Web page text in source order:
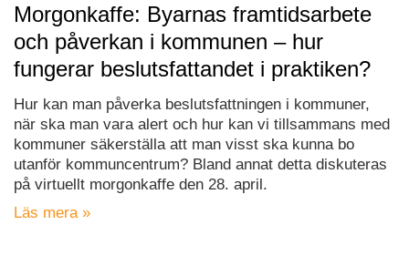
Morgonkaffe: Byarnas framtidsarbete
och påverkan i kommunen – hur
fungerar beslutsfattandet i praktiken?
Hur kan man påverka beslutsfattningen i kommuner,
när ska man vara alert och hur kan vi tillsammans med
kommuner säkerställa att man visst ska kunna bo
utanför kommuncentrum? Bland annat detta diskuteras
på virtuellt morgonkaffe den 28. april.
Läs mera »